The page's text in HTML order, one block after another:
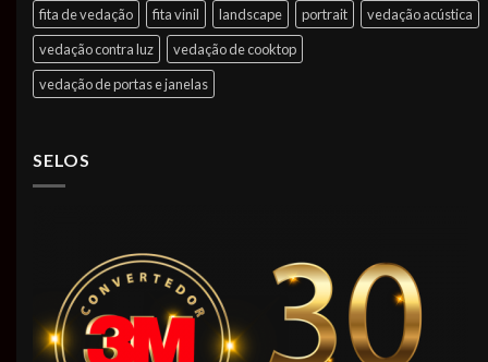
fita de vedação fita vinil landscape portrait
vedação acústica
vedação contra luz
vedação de cooktop
vedação de portas e janelas
SELOS